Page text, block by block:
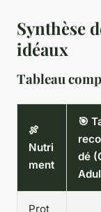
Synthèse
idéaux
Tableau
🍖
Nutri
ment
🎯
dé
Prot